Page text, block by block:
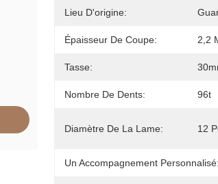
Lieu D'origine:
Épaisseur De Coupe: 2,2
Tasse:
Nombre De Dents: 96t
Diamètre De La Lame: 12
Un Accompagnement Personnalisé: